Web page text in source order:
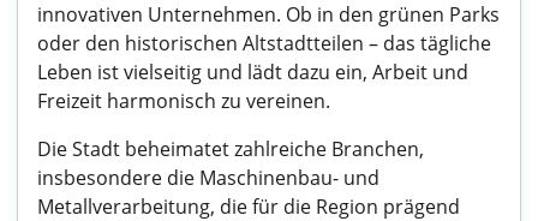
innovativen Unternehmen. Ob in den grünen Parks
oder den historischen Altstadtteilen – das tägliche
Leben ist vielseitig und lädt dazu ein, Arbeit und
Freizeit harmonisch zu vereinen.
Die Stadt beheimatet zahlreiche Branchen,
insbesondere die Maschinenbau- und
Metallverarbeitung, die für die Region prägend